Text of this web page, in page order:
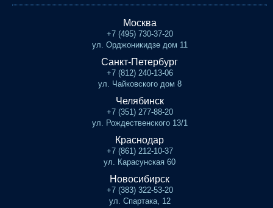
Москва
+7 (495) 730-37-20
ул. Орджоникидзе дом 11
Санкт-Петербург
+7 (812) 240-13-06
ул. Чайковского дом 8
Челябинск
+7 (351) 277-88-20
ул. Рождественского 13/1
Краснодар
+7 (861) 212-10-37
ул. Карасунская 60
Новосибирск
+7 (383) 322-53-20
ул. Спартака, 12